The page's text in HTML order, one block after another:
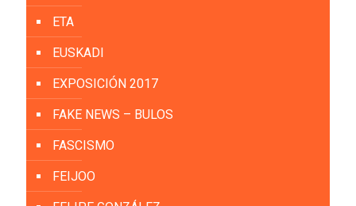
ETA
EUSKADI
EXPOSICIÓN 2017
FAKE NEWS – BULOS
FASCISMO
FEIJOO